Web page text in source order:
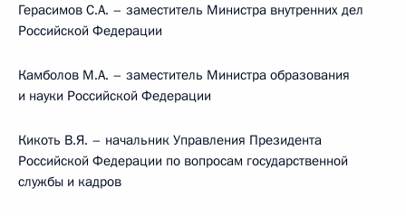
Герасимов С.А. – заместитель Министра внутренних дел
Российской Федерации
Камболов М.А. – заместитель Министра образования
и науки Российской Федерации
Кикоть В.Я. – начальник Управления Президента
Российской Федерации по вопросам государственной
службы и кадров